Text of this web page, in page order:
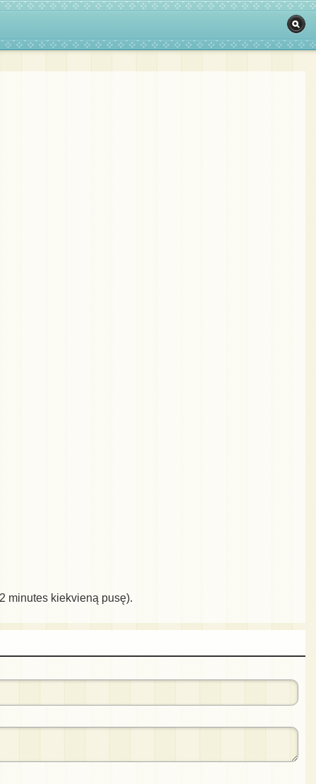
minutes kiekvieną pusę).